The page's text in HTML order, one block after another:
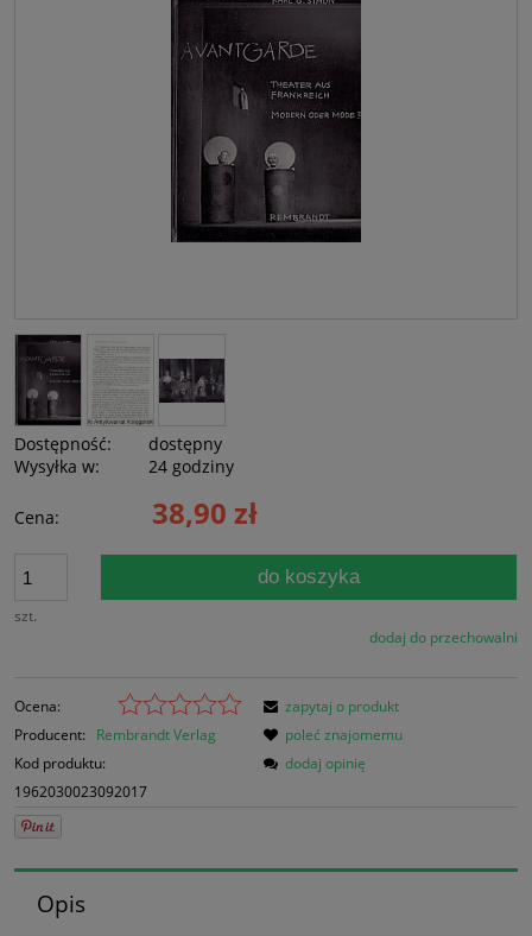
Dostępność:
dostępny
Wysyłka w:
24 godziny
Cena: 38,90 zł
szt.
do koszyka
dodaj do przechowalni
Ocena:
Producent:
Rembrandt Verlag
Kod produktu:
1962030023092017
zapytaj o produkt
poleć znajomemu
dodaj opinię
Opis